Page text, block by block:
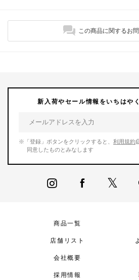
この商品に関するお
新入荷やセール情報をいちはや
※「登録」ボタンをクリックすると、 利用規約
同意したものとみなします
商品一覧
店舗リスト
会社概要
採用情報